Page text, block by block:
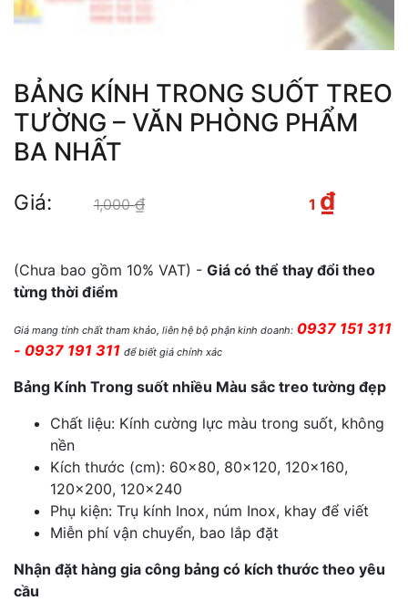
BẢNG KÍNH TRONG SUỐT TREO
TƯỜNG – VĂN PHÒNG PHẨM
BA NHẤT
Giá: 1,000₫ 1 ₫
(Chưa bao gồm 10% VAT) - Giá có thể thay đổi theo
từng thời điểm
Giá mang tính chất tham khảo, liên hệ bộ phận kinh doanh: 0937 151 311
- 0937 191 311 để biết giá chính xác
Bảng Kính Trong suốt nhiều Màu sắc treo tường đẹp
Chất liệu: Kính cường lực màu trong suốt, không
nền
Kích thước (cm): 60×80, 80×120, 120×160,
120×200, 120×240
Phụ kiện: Trụ kính Inox, núm Inox, khay để viết
Miễn phí vận chuyển, bao lắp đặt
Nhận đặt hàng gia công bảng có kích thước theo yêu
cầu